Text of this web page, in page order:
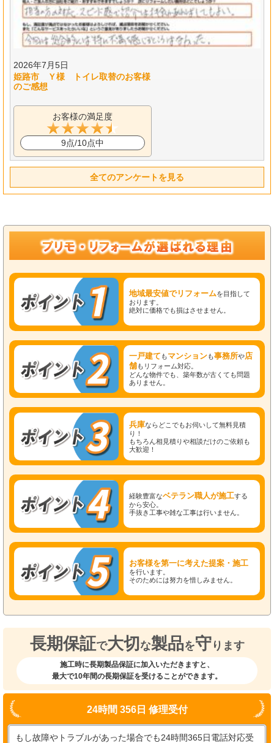
2026年7月5日
姫路市 Ｙ様 トイレ取替のお客様
のご感想
お客様の満足度
9点/10点中
全てのアンケートを見る
地域最安値でリフォームを目指して
おります。
絶対に価格でも損はさせません。
一戸建て もマンションも事務所や店
舗もリフォーム対応。
どんな物件でも、築年数が古くても問題
ありません。
兵庫ならどこでもお伺いして無料見積
り！
もちろん相見積りや相談だけのご依頼も
大歓迎！
経験豊富なベテラン職人が施工する
から安心。
手抜き工事や雑な工事は行いません。
お客様を第一に考えた提案・施工
を行います。
そのためには努力を惜しみません。
長期保証で大切 な製品を守 ります
施工時に長期製品保証に加入いただきますと、
最大で10年間の長期保証を受けることができます。
24時間 356日 修理受付
もし故障やトラブルがあった場合でも24時間365日電話対応受